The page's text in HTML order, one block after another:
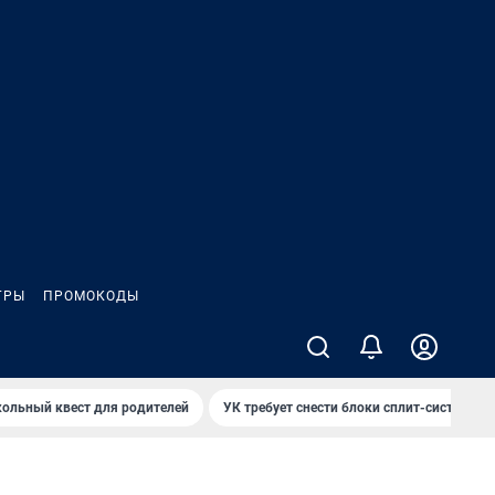
ПРОМОКОДЫ
квест для родителей УК требует снести блоки сплит-систем